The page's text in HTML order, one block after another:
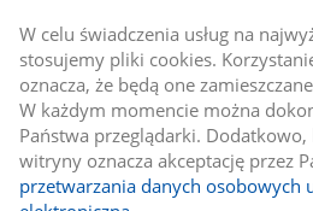
W celu świadczenia usług na
stosujemy pliki cookies.
oznacza, że będą one
W każdym momencie można
Państwa przeglądarki. Dodatkowo,
witryny oznacza akceptację przez
przetwarzania danych osobowych